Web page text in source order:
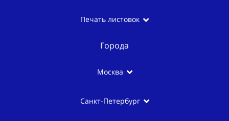
Печать листовок
Города
Москва
Санкт-Петербург